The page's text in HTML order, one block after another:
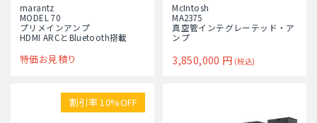
marantz
MODEL 70
プリメインアンプ
HDMI ARCとBluetooth搭載
特価お見積り
McIntosh
MA2375
真空管インテグレーテッド・ア
ンプ
3,850,000 円 (税込)
割引率 10%OFF